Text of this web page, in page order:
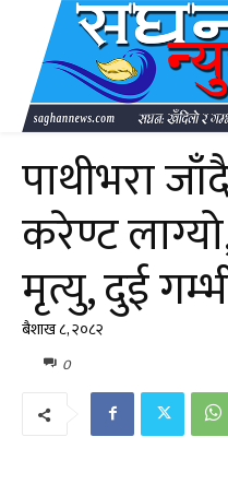
पाथीभरा
करेण्ट
मृत्यु, दुई
बैशाख ८, २०८२
0